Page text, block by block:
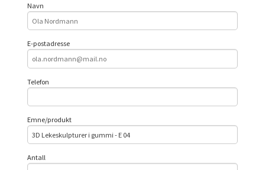
Navn
E-postadresse
Telefon
Emne/produkt
Antall